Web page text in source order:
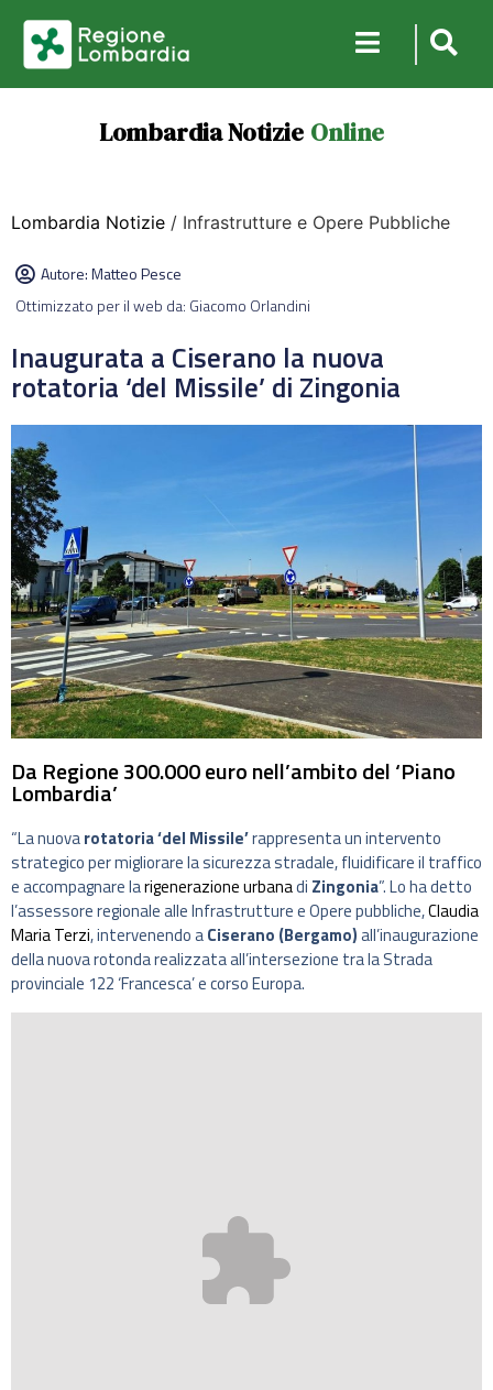
Lombardia Notizie Online
Lombardia Notizie / Infrastrutture e Opere Pubbliche
Autore:Matteo Pesce
Ottimizzato per il web da: Giacomo Orlandini
Inaugurata a Ciserano la nuova
rotatoria ‘del Missile’ di Zingonia
Da Regione 300.000 euro nell’ambito del ‘Piano
Lombardia’
“La nuovarotatoria ‘del Missile’rappresenta un intervento
strategico per migliorare la sicurezza stradale, fluidificare il traffico
e accompagnare larigenerazione urbanadi Zingonia”. Lo ha detto
l’assessore regionale alle Infrastrutture e Opere pubbliche,Claudia
Maria Terzi, intervenendo aCiserano (Bergamo)all’inaugurazione
della nuova rotonda realizzata all’intersezione tra la Strada
provinciale 122 ‘Francesca’ e corso Europa.